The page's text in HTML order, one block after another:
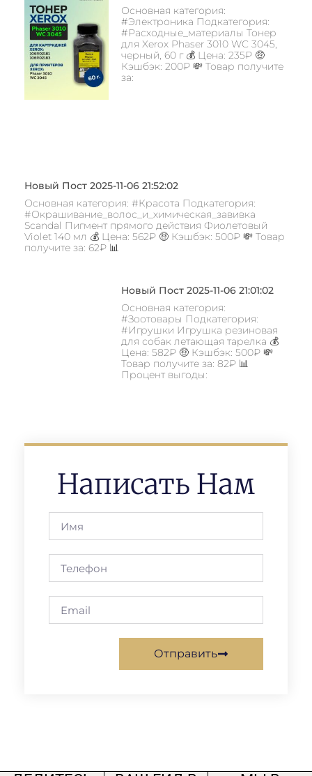
Основная категория:
#Электроника Подкатегория:
#Расходные_материалы Тонер
для Xerox Phaser 3010 WC 3045,
черный, 60 г 💰 Цена: 235₽ 🤑
Кэшбэк: 200₽ 💸 Товар получите
за:
Новый Пост 2025-11-06 21:52:02
Основная категория: #Красота Подкатегория:
#Окрашивание_волос_и_химическая_завивка
Scandal Пигмент прямого действия Фиолетовый
Violet 140 мл 💰 Цена: 562₽ 🤑 Кэшбэк: 500₽ 💸 Товар
получите за: 62₽ 📊
Новый Пост 2025-11-06 21:01:02
Основная категория:
#Зоотовары Подкатегория:
#Игрушки Игрушка резиновая
для собак летающая тарелка 💰
Цена: 582₽ 🤑 Кэшбэк: 500₽ 💸
Товар получите за: 82₽ 📊
Процент выгоды:
Написать Нам
Отправить